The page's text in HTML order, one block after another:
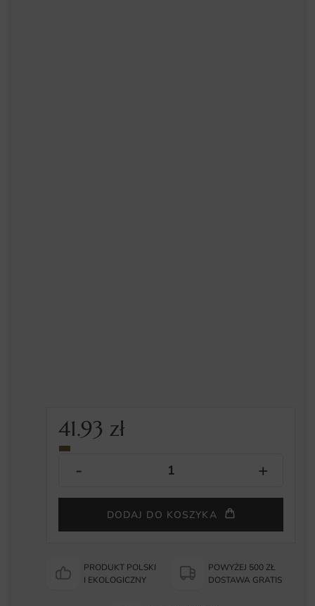
41.93zł
DODAJ DO KOSZYKA
PRODUKT POLSKI
I EKOLOGICZNY
POWYŻEJ 500 ZŁ
DOSTAWA GRATIS